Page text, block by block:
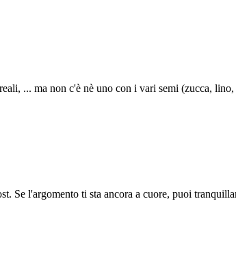
... ma non c'è nè uno con i vari semi (zucca,
Se l'argomento ti sta ancora a cuore, puoi